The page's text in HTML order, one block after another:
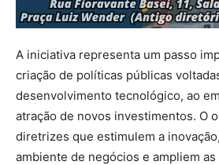
A iniciativa representa um passo
criação de políticas públicas
desenvolvimento tecnológico, ao
atração de novos investimentos. O
diretrizes que estimulem a
ambiente de negócios e ampliem